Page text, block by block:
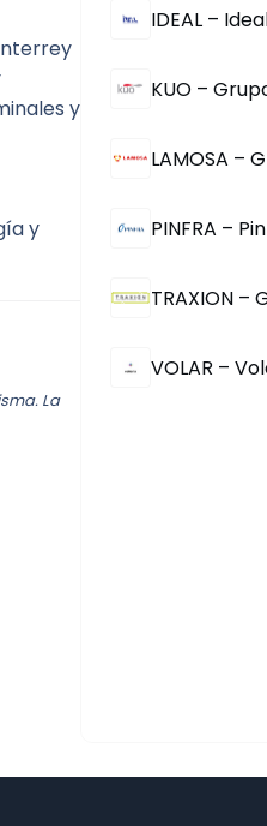
y
y
La
IDEAL –
KUO –
LAMOSA –
PINFRA –
TRAXION –
VOLAR –